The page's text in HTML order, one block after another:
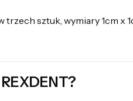
trzech sztuk, wymiary 1cm x